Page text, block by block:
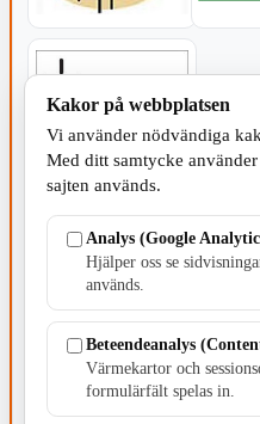
TILLVERKNING
Kakor på webbplatsen
Vi använder nödvändiga
Med ditt samtycke
sajten används.
Analys (Google
Hjälper oss se
används.
Beteendeanalys
Värmekartor och
formulärfält spelas in.